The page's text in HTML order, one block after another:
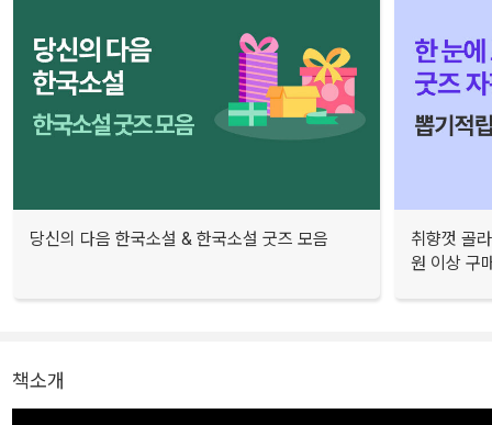
당신의 다음 한국소설 & 한국소설 굿즈 모음
취향껏 골
원 이상 구
책소개